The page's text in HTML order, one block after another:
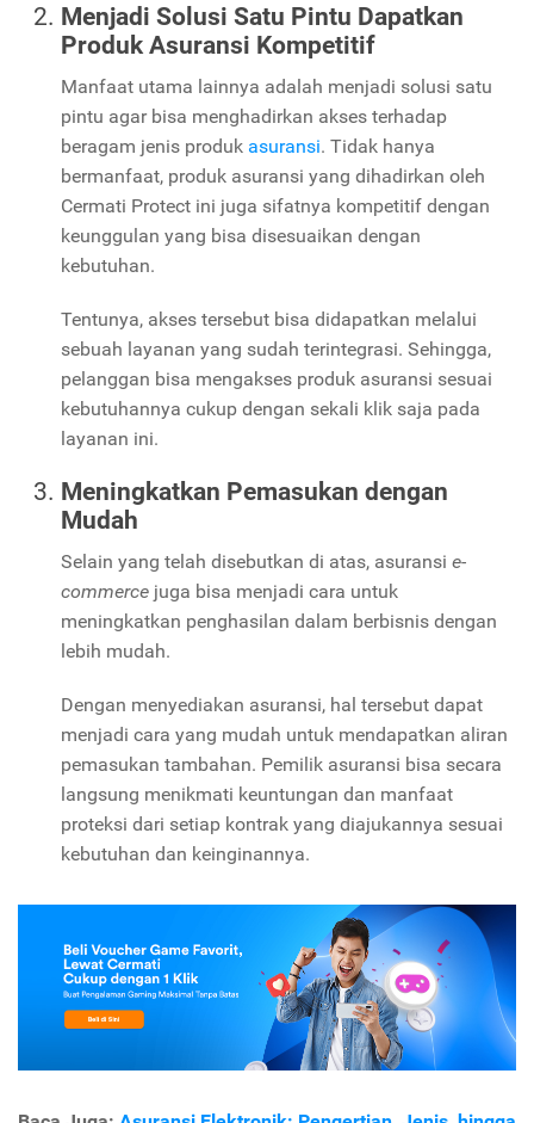
Menjadi Solusi Satu Pintu Dapatkan
Produk Asuransi Kompetitif
Manfaat utama lainnya adalah menjadi solusi satu
pintu agar bisa menghadirkan akses terhadap
beragam jenis produk asuransi. Tidak hanya
bermanfaat, produk asuransi yang dihadirkan oleh
Cermati Protect ini juga sifatnya kompetitif dengan
keunggulan yang bisa disesuaikan dengan
kebutuhan.
Tentunya, akses tersebut bisa didapatkan melalui
sebuah layanan yang sudah terintegrasi. Sehingga,
pelanggan bisa mengakses produk asuransi sesuai
kebutuhannya cukup dengan sekali klik saja pada
layanan ini.
Meningkatkan Pemasukan dengan
Mudah
Selain yang telah disebutkan di atas, asuransi e-
commerce juga bisa menjadi cara untuk
meningkatkan penghasilan dalam berbisnis dengan
lebih mudah.
Dengan menyediakan asuransi, hal tersebut dapat
menjadi cara yang mudah untuk mendapatkan aliran
pemasukan tambahan. Pemilik asuransi bisa secara
langsung menikmati keuntungan dan manfaat
proteksi dari setiap kontrak yang diajukannya sesuai
kebutuhan dan keinginannya.